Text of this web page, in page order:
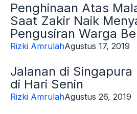
Penghinaan Atas
Saat Zakir Naik
Pengusiran Warga
Rizki AmrulahAgustus 17, 2019
Jalanan di
di Hari Senin
Rizki AmrulahAgustus 26, 2019